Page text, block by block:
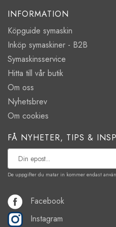
INFORMATION
Köpguide symaskin
Inköp symaskiner - B2B
Symaskinsservice
Hitta till vår butik
Om oss
Nyhetsbrev
Om cookies
FÅ NYHETER, TIPS &
De uppgifter du matar in kommer endast
Facebook
Instagram